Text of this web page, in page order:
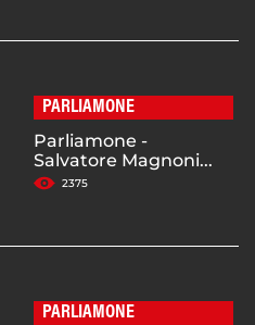
PARLIAMONE
Parliamone -
Salvatore Magnoni...
2375
PARLIAMONE